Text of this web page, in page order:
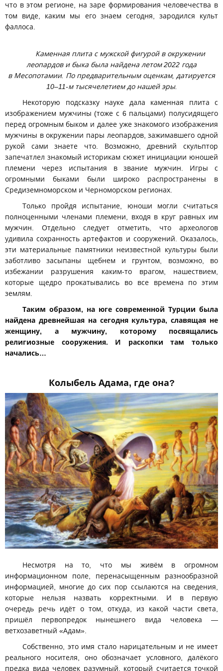
что в этом регионе, на заре формирования человечества в
том виде, каким мы его знаем сегодня, зародился культ
фаллоса.
Каменная плита с мужской фигурой в окружении
леопардов и быка была найдена летом 2022 года
в Месопотамии. По предварительным оценкам, датируется
10–11-м тысячелетием до нашей эры.
Некоторую подсказку науке дала каменная плита с
изображением мужчины (тоже с 6 пальцами) полусидящего
перед огромным быком и далее уже знакомого изображения
мужчины в окружении пары леопардов, зажимавшего одной
рукой сами знаете что. Возможно, древний скульптор
запечатлел знакомый историкам сюжет инициации юношей
племени через испытания в звание мужчин. Игры с
огромными быками были широко распространены в
Средиземноморском и Черноморском регионах.
Только пройдя испытание, юноши могли считаться
полноценными членами племени, входя в круг равных им
мужчин. Отдельно следует отметить, что археологов
удивила сохранность артефактов и сооружений. Оказалось,
эти материальные памятники неизвестной культуры были
заботливо засыпаны щебнем и грунтом, возможно, во
избежании разрушения каким-то врагом, нашествием,
которые щедро прокатывались во все времена по этим
землям.
Таким образом, на юге современной Турции была
найдена древнейшая на сегодня культура, славящая не
женщину, а мужчину, которому посвящались
религиозные сооружения. И раскопки там только
начались…
Колыбель Адама, где она?
Несмотря на то, что мы живём в огромном
информационном поле, перенасыщенным разнообразной
информацией, многие до сих пор ссылаются на сведения,
которые нельзя назвать корректными. И в первую
очередь речь идёт о том, откуда, из какой части света,
пришёл первопредок нынешнего вида человека —
ветхозаветный «Адам».
Собственно, это имя стало нарицательным и не имеет
реального носителя, оно обозначает условного, далёкого
предка вида человек разумный, который считается точкой